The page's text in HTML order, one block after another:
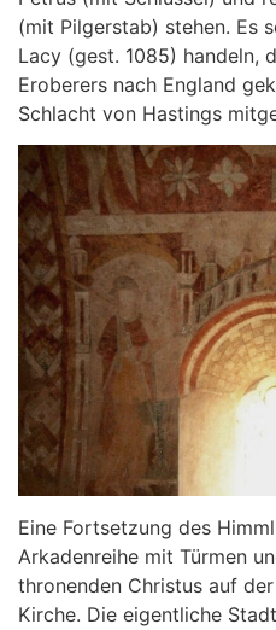
(mit Pilgerstab) stehen. Es
Lacy (gest. 1085) handeln,
Eroberers nach England
Schlacht von Hastings
Eine Fortsetzung des
Arkadenreihe mit Türmen
thronenden Christus auf
Kirche. Die eigentliche